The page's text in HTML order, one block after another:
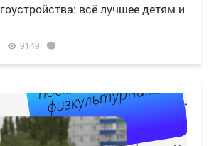
всё лучшее детям и
9149